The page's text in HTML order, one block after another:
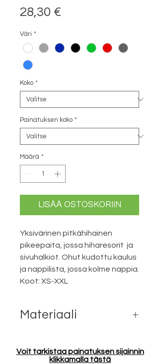
28,30 €
Väri *
Koko *
Painatuksen koko *
Määrä *
LISÄÄ OSTOSKORIIN
Yksivärinen pitkähihainen
pikeepaita, jossa hiharesorit ja
sivuhalkiot. Ohut kudottu kaulus
ja nappilista, jossa kolme nappia.
Koot: XS-XXL
Materiaali
120 meleerattu harmaa: 85%
puuvillaa, 15% viskoosi
Voit tarkistaa painatuksen sijainnin
klikkamalla tästä